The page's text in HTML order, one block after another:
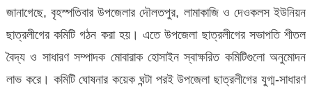
জানাগেছে, বৃহস্পতিবার উপজেলার দৌলতপুর, লামাকাজি ও দেওকলস ইউনিয়ন
ছাত্রলীগের কমিটি গঠন করা হয়। এতে উপজেলা ছাত্রলীগের সভাপতি শীতল
বৈদ্য ও সাধারণ সম্পাদক মোবারাক হোসাইন স্বাক্ষরিত কমিটিগুলো অনুমোদন
লাভ করে। কমিটি ঘোষনার কয়েক ঘন্টা পরই উপজেলা ছাত্রলীগের যুগ্ম-সাধারণ